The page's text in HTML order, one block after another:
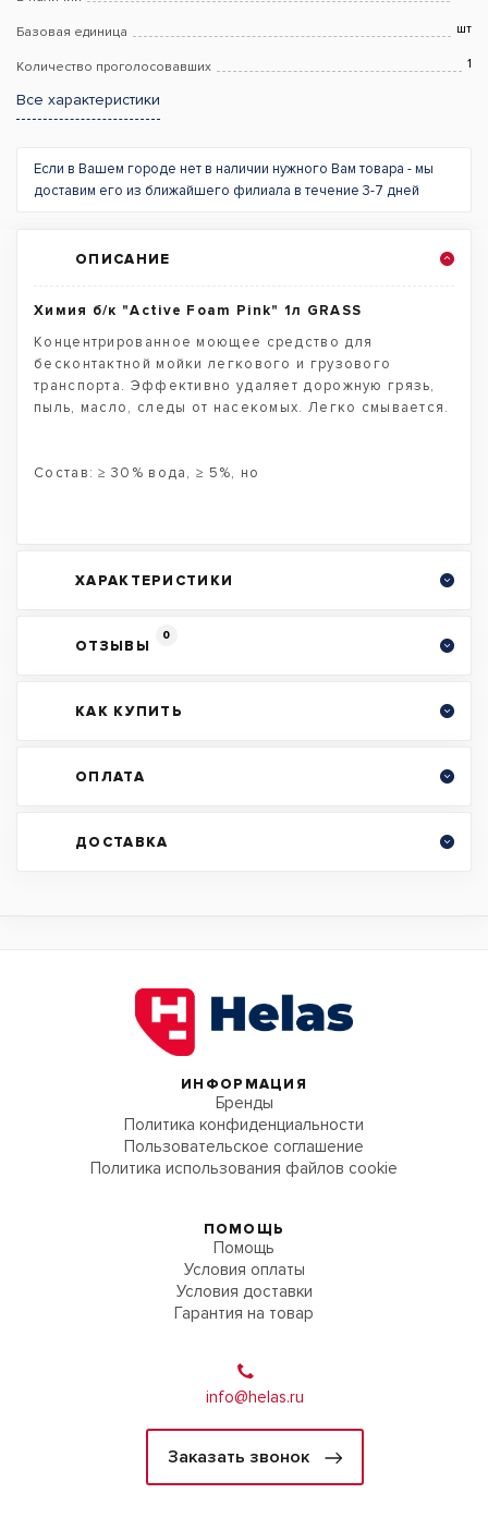
Базовая единица шт
Количество проголосовавших 1
Все характеристики
Если в Вашем городе нет в наличии нужного Вам товара - мы
доставим его из ближайшего филиала в течение 3-7 дней
ОПИСАНИЕ
Химия б/к "Active Foam Pink" 1л GRASS
Концентрированное моющее средство для
бесконтактной мойки легкового и грузового
транспорта. Эффективно удаляет дорожную грязь,
пыль, масло, следы от насекомых. Легко смывается.
Состав: ≥ 30% вода, ≥ 5%, но
ХАРАКТЕРИСТИКИ
ОТЗЫВЫ
0
КАК КУПИТЬ
ОПЛАТА
ДОСТАВКА
ИНФОРМАЦИЯ
Бренды
Политика конфиденциальности
Пользовательское соглашение
Политика использования файлов cookie
ПОМОЩЬ
Помощь
Условия оплаты
Условия доставки
Гарантия на товар
info@helas.ru
Заказать звонок